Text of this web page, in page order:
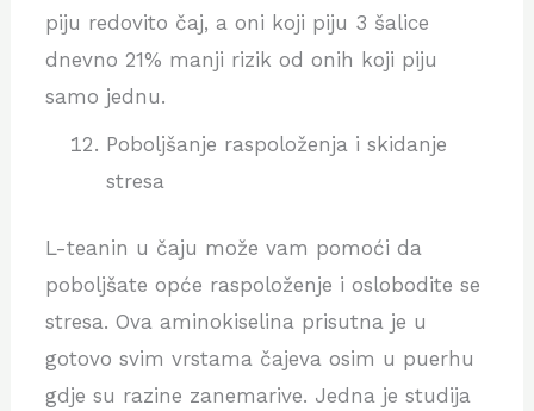
piju redovito čaj, a oni koji piju 3 šalice
dnevno 21% manji rizik od onih koji piju
samo jednu.
Poboljšanje raspoloženja i skidanje
stresa
L-teanin u čaju može vam pomoći da
poboljšate opće raspoloženje i oslobodite se
stresa. Ova aminokiselina prisutna je u
gotovo svim vrstama čajeva osim u puerhu
gdje su razine zanemarive. Jedna je studija